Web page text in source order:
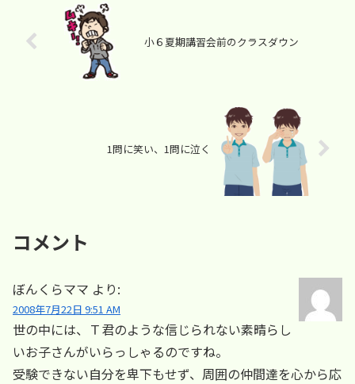
小６夏期講習会前のクラスダウン
1問に笑い、1問に泣く
コメント
ぼんくらママ より:
2008年7月22日 9:51 AM
世の中には、Ｔ君のような信じられない素晴らし
いお子さんがいらっしゃるのですね。
受験できない自分を卑下もせず、周囲の仲間達を心から応